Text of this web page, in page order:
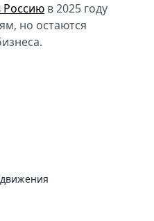
Россию в 2025 году
но остаются